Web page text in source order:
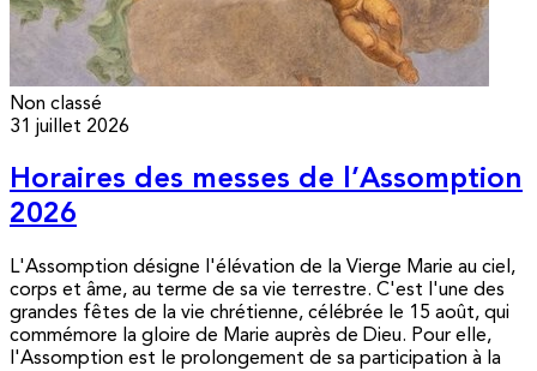
Non classé
31 juillet 2026
Horaires des messes de l’Assomption
2026
L'Assomption désigne l'élévation de la Vierge Marie au ciel,
corps et âme, au terme de sa vie terrestre. C'est l'une des
grandes fêtes de la vie chrétienne, célébrée le 15 août, qui
commémore la gloire de Marie auprès de Dieu. Pour elle,
l'Assomption est le prolongement de sa participation à la